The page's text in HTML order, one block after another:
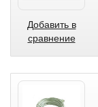
Добавить в
сравнение